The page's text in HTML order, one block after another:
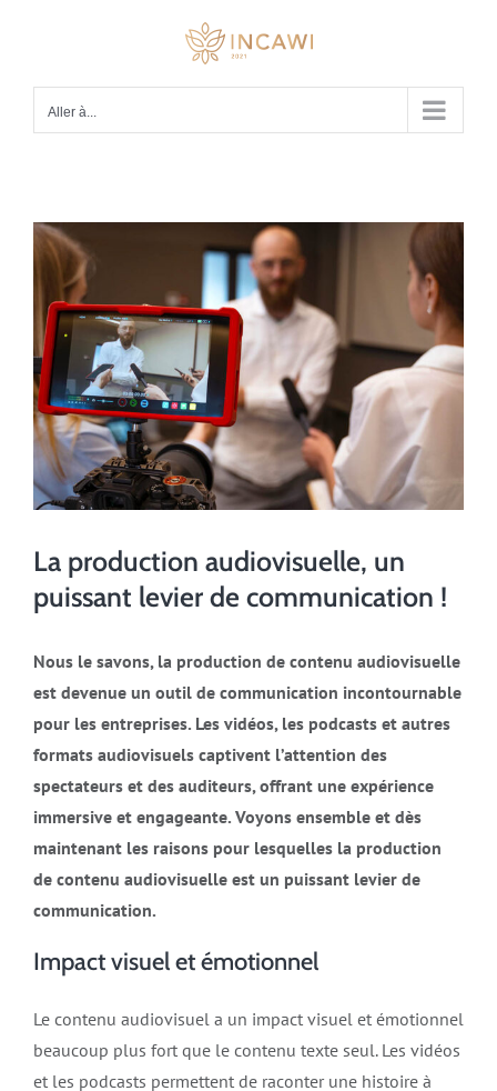
Aller à...
La production audiovisuelle, un
puissant levier de communication !
Nous le savons, la production de contenu audiovisuelle
est devenue un outil de communication incontournable
pour les entreprises. Les vidéos, les podcasts et autres
formats audiovisuels captivent l’attention des
spectateurs et des auditeurs, offrant une expérience
immersive et engageante. Voyons ensemble et dès
maintenant les raisons pour lesquelles la production
de contenu audiovisuelle est un puissant levier de
communication.
Impact visuel et émotionnel
Le contenu audiovisuel a un impact visuel et émotionnel
beaucoup plus fort que le contenu texte seul. Les vidéos
et les podcasts permettent de raconter une histoire à